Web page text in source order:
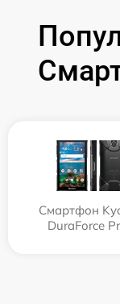
Смартфон
DuraForce